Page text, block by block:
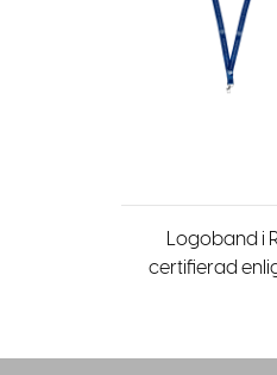
Logoband i
certifierad